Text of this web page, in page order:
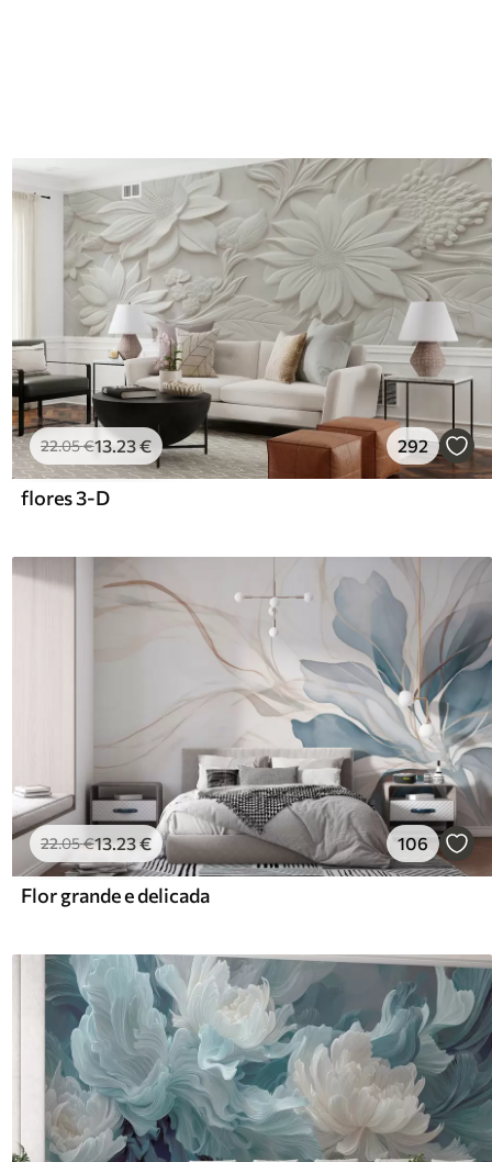
22.05€13.23€ 292
flores 3-D
22.05€13.23€ 106
Flor grande e delicada